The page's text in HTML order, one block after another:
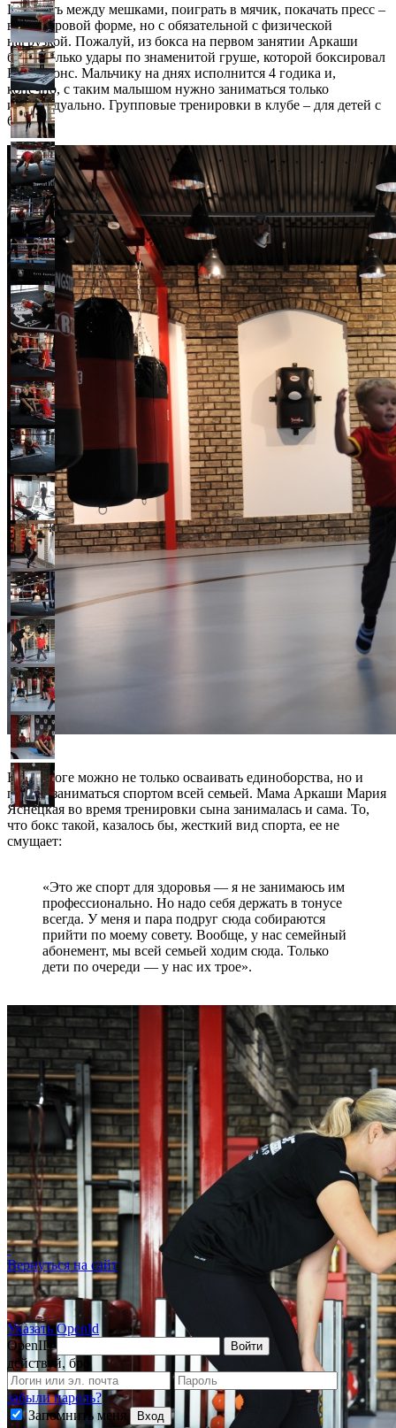
Вернуться на сайт
Указать OpenId
OpenID
Войти
действуй, бро
забыли пароль?
Запомнить меня
Вход
Побегать между мешками, поиграть в мячик, покачать пресс –
все в игровой форме, но с обязательной с физической
нагрузкой. Пожалуй, из бокса на первом занятии Аркаши
были только удары по знаменитой груше, которой боксировал
Рой Джонс. Мальчику на днях исполнится 4 годика и,
конечно, с таким малышом нужно заниматься только
индивидуально. Групповые тренировки в клубе – для детей с
6 лет.
В Бульдоге можно не только осваивать единоборства, но и
просто заниматься спортом всей семьей. Мама Аркаши Мария
Яснецкая во время тренировки сына занималась и сама. То,
что бокс такой, казалось бы, жесткий вид спорта, ее не
смущает:
«Это же спорт для здоровья — я не занимаюсь им
профессионально. Но надо себя держать в тонусе
всегда. У меня и пара подруг сюда собираются
прийти по моему совету. Вообще, у нас семейный
абонемент, мы всей семьей ходим сюда. Только
дети по очереди — у нас их трое».